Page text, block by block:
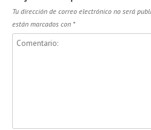
Tu dirección de correo electrónico no será
están marcados con *